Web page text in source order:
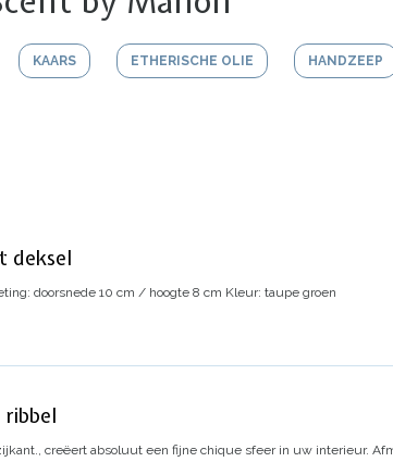
KAARS ETHERISCHE OLIE HANDZEEP
deksel
doorsnede 10 cm / hoogte 8 cm Kleur: taupe groen
creëert absoluut een fijne chique sfeer in uw interieur.